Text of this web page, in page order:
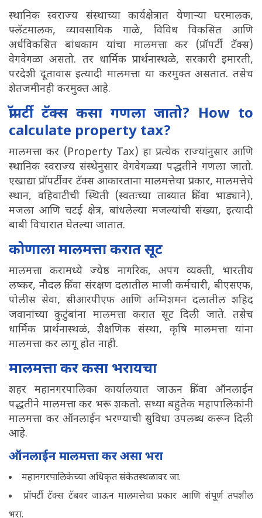
स्थानिक स्वराज्य संस्थाच्या कार्यक्षेत्रात येणाऱ्या घरमालक,
फ्लॅटमालक, व्यावसायिक गाळे, विविध विकसित आणि
अर्धविकसित बांधकाम यांचा मालमत्ता कर (प्रॉपर्टी टॅक्स)
वेगवेगळा असतो. तर धार्मिक प्रार्थनास्थळे, सरकारी इमारती,
परदेशी दूतावास इत्यादी मालमत्ता या करमुक्त असतात. तसेच
शेतजमीनही करमुक्त आहे.
प्रॉपर्टी टॅक्स कसा गणला जातो? How to
calculate property tax?
मालमत्ता कर (Property Tax) हा प्रत्येक राज्यांनुसार आणि
स्थानिक स्वराज्य संस्थेनुसार वेगवेगळ्या पद्धतीने गणला जातो.
एखाद्या प्रॉपर्टीवर टॅक्स आकारताना मालमत्तेचा प्रकार, मालमत्तेचे
स्थान, वहिवाटीची स्थिती (स्वतःच्या ताब्यात किंवा भाड्याने),
मजला आणि चटई क्षेत्र, बांधलेल्या मजल्यांची संख्या, इत्यादी
बाबी विचारात घेतल्या जातात.
कोणाला मालमत्ता करात सूट
मालमत्ता करामध्ये ज्येष्ठ नागरिक, अपंग व्यक्ती, भारतीय
लष्कर, नौदल किंवा संरक्षण दलातील माजी कर्मचारी, बीएसएफ,
पोलीस सेवा, सीआरपीएफ आणि अग्निशमन दलातील शहिद
जवानांच्या कुटुंबांना मालमत्ता करात सूट दिली जाते. तसेच
धार्मिक प्रार्थनास्थळं, शैक्षणिक संस्था, कृषि मालमत्ता यांना
मालमत्ता कर लागू होत नाही.
मालमत्ता कर कसा भरायचा
शहर महानगरपालिका कार्यालयात जाऊन किंवा ऑनलाईन
पद्धतीने मालमत्ता कर भरू शकतो. सध्या बहुतेक महापालिकांनी
मालमत्ता कर ऑनलाईन भरण्याची सुविधा उपलब्ध करून दिली
आहे.
ऑनलाईन मालमत्ता कर असा भरा
महानगरपालिकेच्या अधिकृत संकेतस्थळावर जा.
प्रॉपर्टी टॅक्स टॅबवर जाऊन मालमत्तेचा प्रकार आणि संपूर्ण तपशील
भरा.